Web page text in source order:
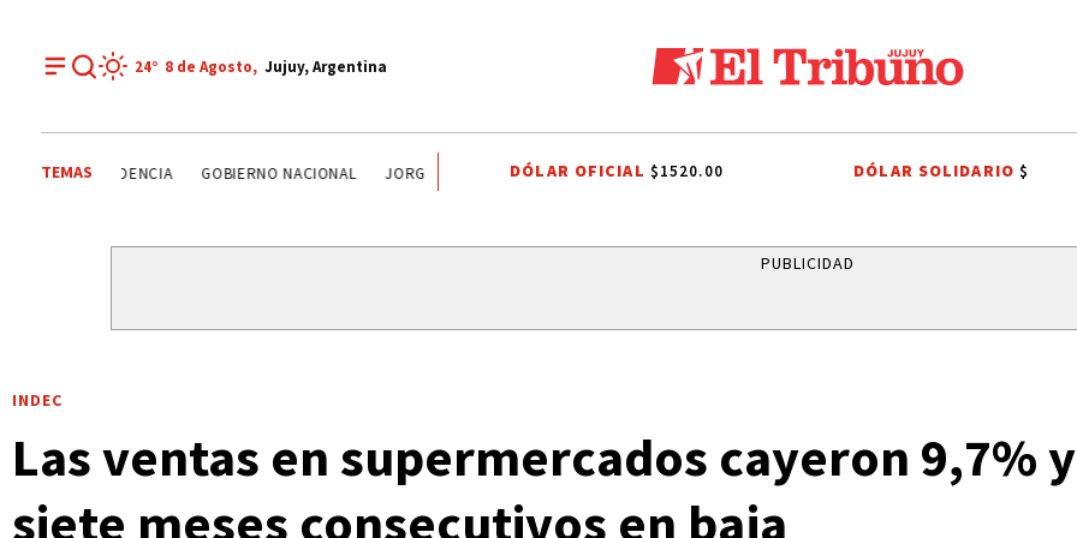
24° 8 de Agosto, Jujuy, Argentina
TEMAS SELECCIÓN ARGENTINA JORGE MESSI TENDENCIA GOBIERNO NACIONAL JORGE MESSI TUCUMAN JORGE MESSI
DÓLAR OFICIAL $1520.00 DÓLAR SOLIDARIO$
PUBLICIDAD
INDEC
Las ventas en supermercados cayeron 9,7%
siete meses consecutivos en baja